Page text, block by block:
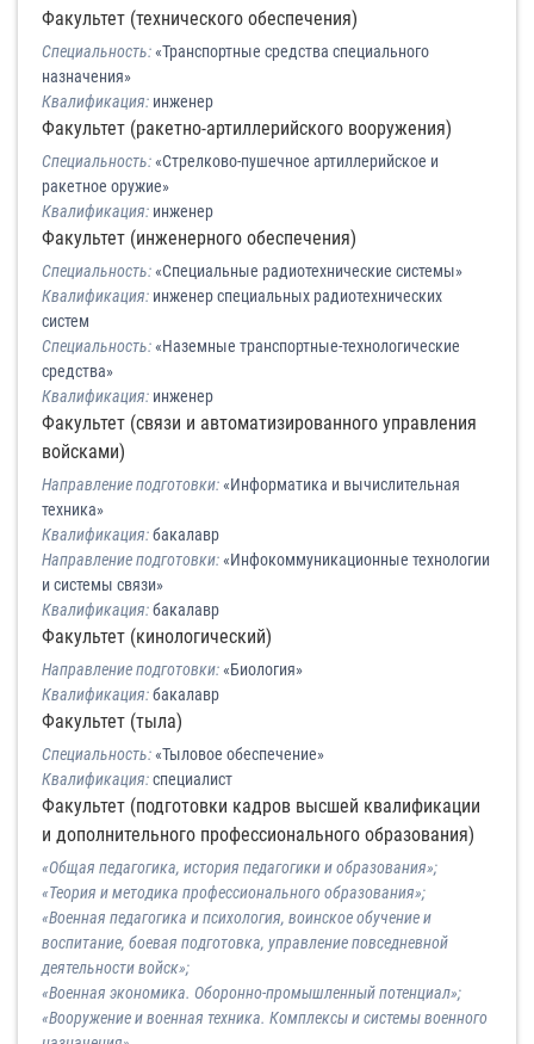
Факультет (технического обеспечения)
Специальность:«Транспортные средства специального
назначения»
Квалификация: инженер
Факультет (ракетно-артиллерийского вооружения)
Специальность:«Стрелково-пушечное артиллерийское и
ракетное оружие»
Квалификация: инженер
Факультет (инженерного обеспечения)
Специальность:«Специальные радиотехнические системы»
Квалификация: инженер специальных радиотехнических
систем
Специальность:«Наземные транспортные-технологические
средства»
Квалификация: инженер
Факультет (связи и автоматизированного управления
войсками)
Направление подготовки:«Информатика и вычислительная
техника»
Квалификация:бакалавр
Направление подготовки:«Инфокоммуникационные технологии
и системы связи»
Квалификация:бакалавр
Факультет (кинологический)
Направление подготовки:«Биология»
Квалификация:бакалавр
Факультет (тыла)
Специальность:«Тыловое обеспечение»
Квалификация:специалист
Факультет (подготовки кадров высшей квалификации
и дополнительного профессионального образования)
«Общая педагогика, история педагогики и образования»;
«Теория и методика профессионального образования»;
«Военная педагогика и психология, воинское обучение и
воспитание, боевая подготовка, управление повседневной
деятельности войск»;
«Военная экономика. Оборонно-промышленный потенциал»;
«Вооружение и военная техника. Комплексы и системы военного